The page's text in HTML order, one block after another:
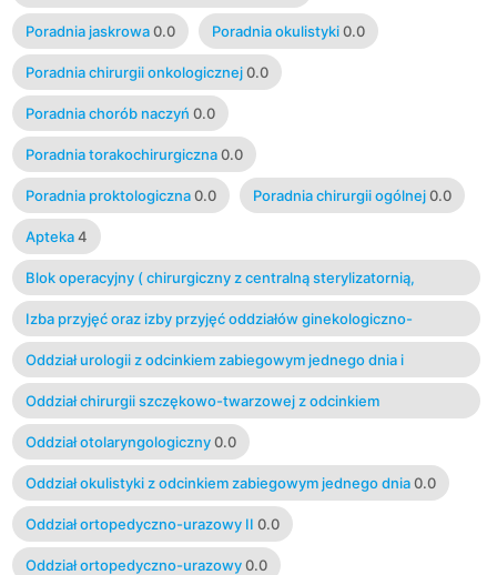
Poradnia jaskrowa 0.0 Poradnia okulistyki 0.0
Poradnia chirurgii onkologicznej 0.0
Poradnia chorób naczyń 0.0
Poradnia torakochirurgiczna 0.0
Poradnia proktologiczna 0.0 Poradnia chirurgii ogólnej 0.0
Apteka 4
Blok operacyjny ( chirurgiczny z centralną sterylizatornią,
ginekologiczny, okulistyczny )3.2
Izba przyjęć oraz izby przyjęć oddziałów ginekologiczno-
położniczego, dziecięcego, zakaźnego, rehabilitacji1.66667
Oddział urologii z odcinkiem zabiegowym jednego dnia i
pracownią litotrypsji imienia Dr Zenona Wasilewskiego
Oddział chirurgii szczękowo-twarzowej z odcinkiem
zabiegowym jednego dnia 0.0
Oddział otolaryngologiczny 0.0
Oddział okulistyki z odcinkiem zabiegowym jednego dnia 0.0
Oddział ortopedyczno-urazowy II 0.0
Oddział ortopedyczno-urazowy 0.0